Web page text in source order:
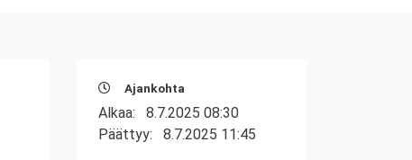
Ajankohta
Alkaa: 8.7.2025 08:30
Päättyy: 8.7.2025 11:45